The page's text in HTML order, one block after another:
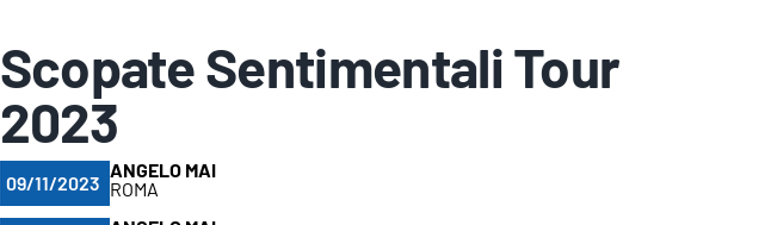
Scopate Sentimentali Tour
2023
09/11/2023
ANGELO MAI
ROMA